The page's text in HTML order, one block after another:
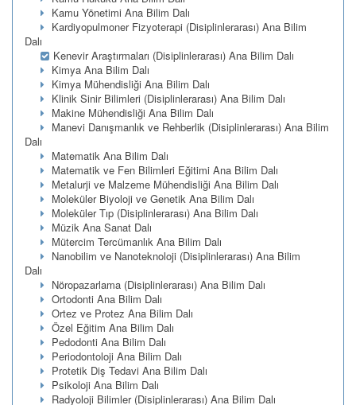
Kamu Yönetimi Ana Bilim Dalı
Kardiyopulmoner Fizyoterapi (Disiplinlerarası) Ana Bilim
Dalı
Kenevir Araştırmaları (Disiplinlerarası) Ana Bilim Dalı
Kimya Ana Bilim Dalı
Kimya Mühendisliği Ana Bilim Dalı
Klinik Sinir Bilimleri (Disiplinlerarası) Ana Bilim Dalı
Makine Mühendisliği Ana Bilim Dalı
Manevi Danışmanlık ve Rehberlik (Disiplinlerarası) Ana Bilim
Dalı
Matematik Ana Bilim Dalı
Matematik ve Fen Bilimleri Eğitimi Ana Bilim Dalı
Metalurji ve Malzeme Mühendisliği Ana Bilim Dalı
Moleküler Biyoloji ve Genetik Ana Bilim Dalı
Moleküler Tıp (Disiplinlerarası) Ana Bilim Dalı
Müzik Ana Sanat Dalı
Mütercim Tercümanlık Ana Bilim Dalı
Nanobilim ve Nanoteknoloji (Disiplinlerarası) Ana Bilim
Dalı
Nöropazarlama (Disiplinlerarası) Ana Bilim Dalı
Ortodonti Ana Bilim Dalı
Ortez ve Protez Ana Bilim Dalı
Özel Eğitim Ana Bilim Dalı
Pedodonti Ana Bilim Dalı
Periodontoloji Ana Bilim Dalı
Protetik Diş Tedavi Ana Bilim Dalı
Psikoloji Ana Bilim Dalı
Radyoloji Bilimler (Disiplinlerarası) Ana Bilim Dalı